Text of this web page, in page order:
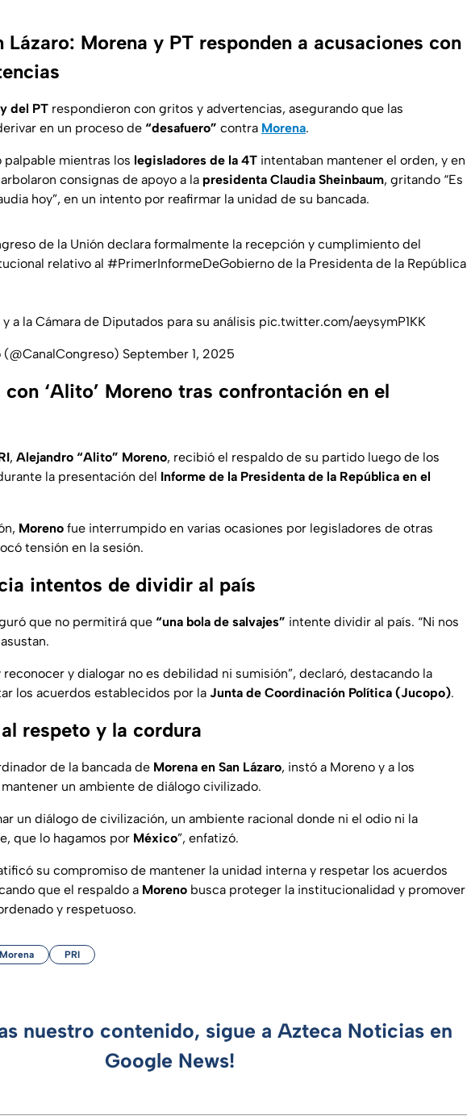
Lázaro: Morena y PT responden a acusaciones con
del PT respondieron con gritos y advertencias, asegurando que las
en un proceso de “desafuero” contra Morena.
palpable mientras los legisladores de la 4T intentaban mantener el orden, y en
consignas de apoyo a la presidenta Claudia Sheinbaum, gritando “Es
hoy”, en un intento por reafirmar la unidad de su bancada.
de la Unión declara formalmente la recepción y cumplimiento del
relativo al #PrimerInformeDeGobierno de la Presidenta de la República
a la Cámara de Diputados para su análisis pic.twitter.com/aeysymP1KK
September 1, 2025
‘Alito’ Moreno tras confrontación en el
, Alejandro “Alito” Moreno, recibió el respaldo de su partido luego de los
la presentación del Informe de la Presidenta de la República en el
Moreno fue interrumpido en varias ocasiones por legisladores de otras
tensión en la sesión.
intentos de dividir al país
que no permitirá que “una bola de salvajes” intente dividir al país. “Ni nos
y dialogar no es debilidad ni sumisión”, declaró, destacando la
los acuerdos establecidos por la Junta de Coordinación Política (Jucopo).
respeto y la cordura
de la bancada de Morena en San Lázaro, instó a Moreno y a los
mantener un ambiente de diálogo civilizado.
un diálogo de civilización, un ambiente racional donde ni el odio ni la
que lo hagamos por México”, enfatizó.
su compromiso de mantener la unidad interna y respetar los acuerdos
que el respaldo a Moreno busca proteger la institucionalidad y promover
y respetuoso.
Morena PRI
nuestro contenido, sigue a Azteca Noticias en
Google News!